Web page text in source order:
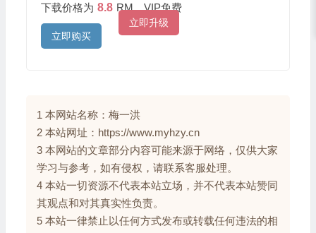
下载价格为 8.8 RM，VIP免费
立即升级
立即购买
1 本网站名称：梅一洪
2 本站网址：https://www.myhzy.cn
3 本网站的文章部分内容可能来源于网络，仅供大家
学习与参考，如有侵权，请联系客服处理。
4 本站一切资源不代表本站立场，并不代表本站赞同
其观点和对其真实性负责。
5 本站一律禁止以任何方式发布或转载任何违法的相